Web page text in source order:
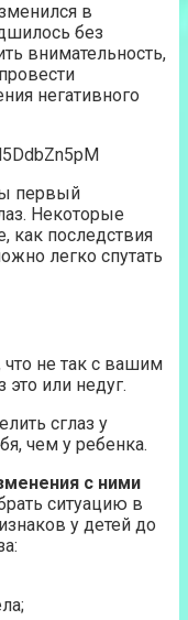
в
без
внимательность,
негативного
первый
Некоторые
как последствия
легко спутать
что не так с вашим
это или недуг.
сглаз у
чем у ребенка.
с ними
ситуацию в
у детей до